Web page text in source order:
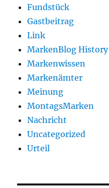
Fundstück
Gastbeitrag
Link
MarkenBlog History
Markenwissen
Markenämter
Meinung
MontagsMarken
Nachricht
Uncategorized
Urteil